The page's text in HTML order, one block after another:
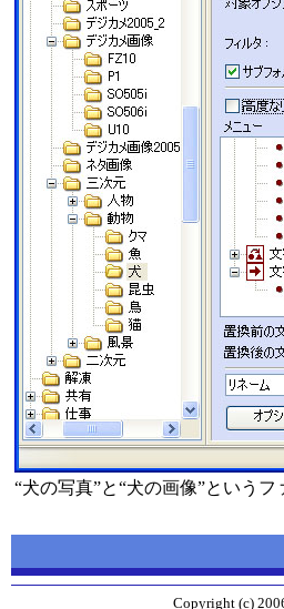
“犬の写真”と“犬の画像”という
Copyright (c)